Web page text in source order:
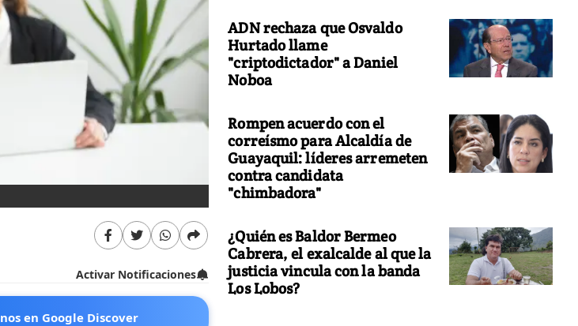
Activar Notificaciones
en Google Discover
ADN rechaza que Osvaldo
Hurtado llame
"criptodictador" a Daniel
Noboa
Rompen acuerdo con el
correísmo para Alcaldía de
Guayaquil: líderes arremeten
contra candidata
"chimbadora"
¿Quién es Baldor Bermeo
Cabrera, el exalcalde al que la
justicia vincula con la banda
Los Lobos?